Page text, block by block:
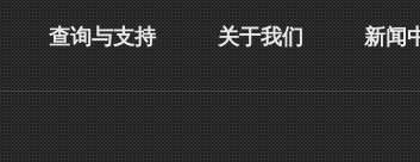
查询与支持 关于我们 新闻